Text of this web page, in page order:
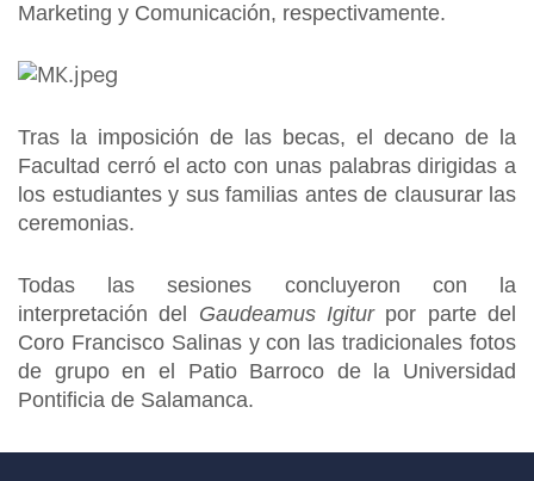
Marketing y Comunicación, respectivamente.
Tras la imposición de las becas, el decano de la
Facultad cerró el acto con unas palabras dirigidas a
los estudiantes y sus familias antes de clausurar las
ceremonias.
Todas las sesiones concluyeron con la
interpretación del Gaudeamus Igiturpor parte del
Coro Francisco Salinas y con las tradicionales fotos
de grupo en el Patio Barroco de la Universidad
Pontificia de Salamanca.